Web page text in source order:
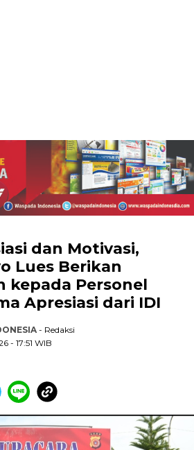
dan Motivasi,
Lues Berikan
kepada Personel
Apresiasi dari IDI
- Redaksi
- 17:51 WIB